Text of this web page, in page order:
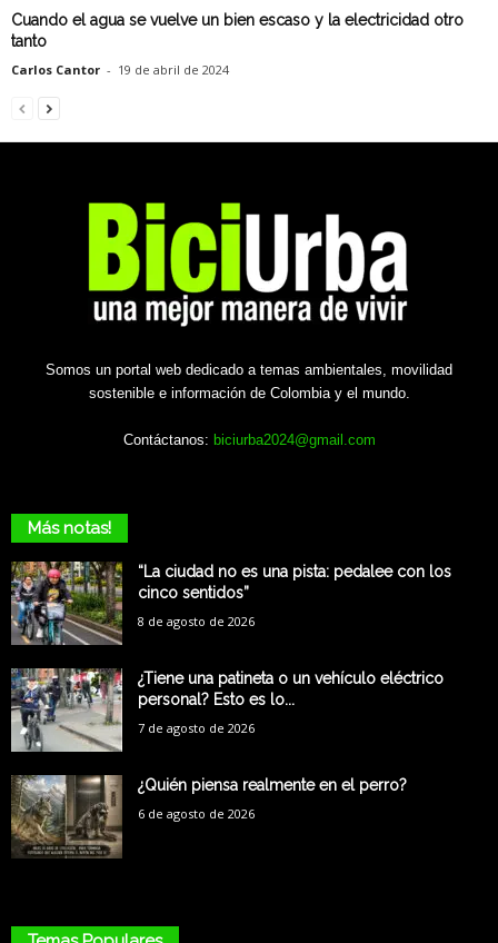
Cuando el agua se vuelve un bien escaso y la electricidad otro
tanto
Carlos Cantor - 19 de abril de 2024
Somos un portal web dedicado a temas ambientales, movilidad
sostenible e información de Colombia y el mundo.
Contáctanos: biciurba2024@gmail.com
Más notas!
“La ciudad no es una pista: pedalee con los
cinco sentidos”
8 de agosto de 2026
¿Tiene una patineta o un vehículo eléctrico
personal? Esto es lo...
7 de agosto de 2026
¿Quién piensa realmente en el perro?
6 de agosto de 2026